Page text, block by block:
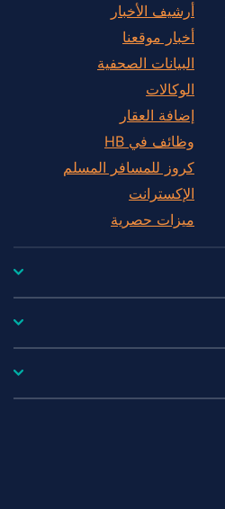
أرشيف الأخبار
أخبار موقعنا
البيانات الصحفية
الوكالات
إضافة العقار
وظائف في HB
كروز للمسافر المسلم
الإكسترانت
ميزات حصرية